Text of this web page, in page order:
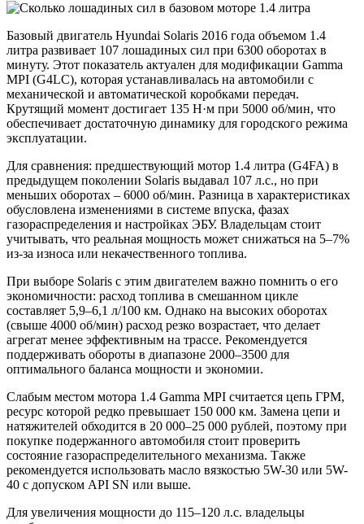
Базовый двигатель Hyundai Solaris 2016 года объемом 1.4
литра развивает 107 лошадиных сил при 6300 оборотах в
минуту. Этот показатель актуален для модификации Gamma
MPI (G4LC), которая устанавливалась на автомобили с
механической и автоматической коробками передач.
Крутящий момент достигает 135 Н·м при 5000 об/мин, что
обеспечивает достаточную динамику для городского режима
эксплуатации.
Для сравнения: предшествующий мотор 1.4 литра (G4FA) в
предыдущем поколении Solaris выдавал 107 л.с., но при
меньших оборотах – 6000 об/мин. Разница в характеристиках
обусловлена изменениями в системе впуска, фазах
газораспределения и настройках ЭБУ. Владельцам стоит
учитывать, что реальная мощность может снижаться на 5–7%
из-за износа или некачественного топлива.
При выборе Solaris с этим двигателем важно помнить о его
экономичности: расход топлива в смешанном цикле
составляет 5,9–6,1 л/100 км. Однако на высоких оборотах
(свыше 4000 об/мин) расход резко возрастает, что делает
агрегат менее эффективным на трассе. Рекомендуется
поддерживать обороты в диапазоне 2000–3500 для
оптимального баланса мощности и экономии.
Слабым местом мотора 1.4 Gamma MPI считается цепь ГРМ,
ресурс которой редко превышает 150 000 км. Замена цепи и
натяжителей обходится в 20 000–25 000 рублей, поэтому при
покупке подержанного автомобиля стоит проверить
состояние газораспределительного механизма. Также
рекомендуется использовать масло вязкостью 5W-30 или 5W-
40 с допуском API SN или выше.
Для увеличения мощности до 115–120 л.с. владельцы